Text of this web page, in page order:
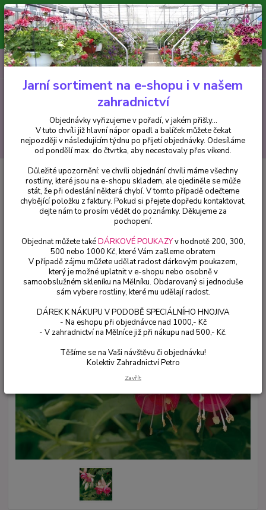
Minimální hodnota pro odeslání z e-shopu je 300 Kč.
V tuto chvíli již hlavní nápor objednávek opadl a balíček můžete čekat
nejpozději v následujícím týdnu po přijetí objednávky. Objednávky
vyřizujeme v pořadí, v jakém přišly...
CZK
Hledat
+420 602 223 614 0ks
za0 Kč
Fuchsie Pink Panther Fuchsie 430
Pink Panther Fuchsie 430
Jarní sortiment na e-shopu i v našem
zahradnictví
Objednávky vyřizujeme v pořadí, v jakém přišly...
V tuto chvíli již hlavní nápor opadl a balíček můžete čekat
nejpozději v následujícím týdnu po přijetí objednávky. Odesíláme
od pondělí max. do čtvrtka, aby necestovaly přes víkend.
Důležité upozornění: ve chvíli objednání chvíli máme všechny
rostliny, které jsou na e-shopu skladem, ale ojediněle se může
stát, že při odeslání některá chybí. V tomto případě odečteme
chybějící položku z faktury. Pokud si přejete dopředu kontaktovat,
dejte nám to prosím vědět do poznámky. Děkujeme za
pochopení.
Objednat můžete takéDÁRKOVÉ POUKAZYv hodnotě 200, 300,
500 nebo 1000 Kč, které Vám zašleme obratem
V případě zájmu můžete udělat radost dárkovým poukazem,
který je možné uplatnit v e-shopu nebo osobně v
samoobslužném skleníku na Mělníku. Obdarovaný si jednoduše
sám vybere rostliny, které mu udělají radost.
DÁREK K NÁKUPU V PODOBĚ SPECIÁLNÍHO HNOJIVA
- Na eshopu při objednávce nad 1000,- Kč
- V zahradnictví na Mělníce již při nákupu nad 500,- Kč.
Těšíme se na Vaši návštěvu či objednávku!
Kolektiv Zahradnictví Petro
Zavřít